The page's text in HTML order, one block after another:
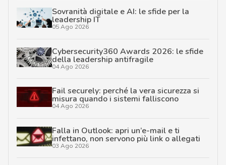
Sovranità digitale e AI: le sfide per la
leadership IT
05 Ago 2026
Cybersecurity360 Awards 2026: le sfide
della leadership antifragile
04 Ago 2026
Fail securely: perché la vera sicurezza si
misura quando i sistemi falliscono
04 Ago 2026
Falla in Outlook: apri un’e-mail e ti
infettano, non servono più link o allegati
03 Ago 2026